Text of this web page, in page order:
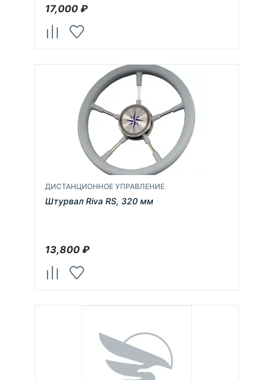
17,000₽
ДИСТАНЦИОННОЕ УПРАВЛЕНИЕ
Штурвал Riva RS, 320 мм
13,800₽